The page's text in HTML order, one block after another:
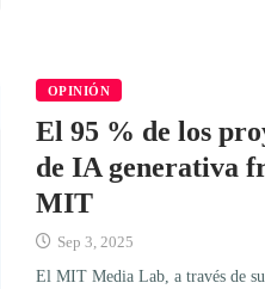
OPINIÓN
El 95 % de los
de IA generativa
MIT
Sep 3, 2025
El MIT Media Lab, a través de